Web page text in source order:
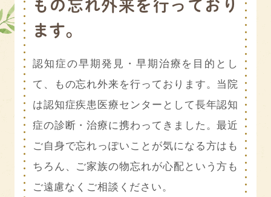
もの忘れ外来を行っており
ます。
認知症の早期発見・早期治療を目的とし
て、もの忘れ外来を行っております。当院
は認知症疾患医療センターとして長年認知
症の診断・治療に携わってきました。最近
ご自身で忘れっぽいことが気になる方はも
ちろん、ご家族の物忘れが心配という方も
ご遠慮なくご相談ください。